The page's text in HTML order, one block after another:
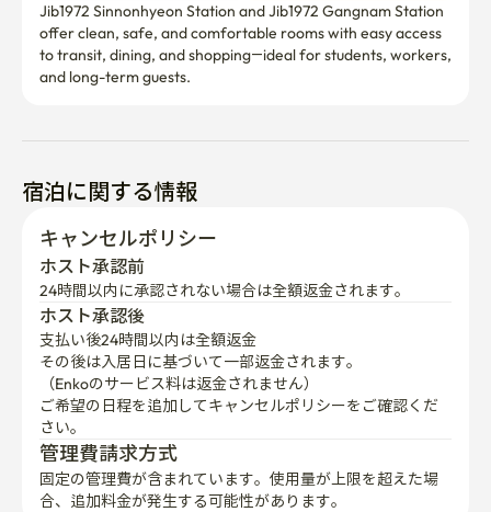
Jib1972 Sinnonhyeon Station and Jib1972 Gangnam Station
offer clean, safe, and comfortable rooms with easy access
to transit, dining, and shopping—ideal for students, workers,
and long-term guests.
宿泊に関する情報
キャンセルポリシー
ホスト承認前
24時間以内に承認されない場合は全額返金されます。
ホスト承認後
支払い後24時間以内は全額返金
その後は入居日に基づいて一部返金されます。
（Enkoのサービス料は返金されません）
ご希望の日程を追加してキャンセルポリシーをご確認くだ
さい。
管理費請求方式
固定の管理費が含まれています。使用量が上限を超えた場
合、追加料金が発生する可能性があります。